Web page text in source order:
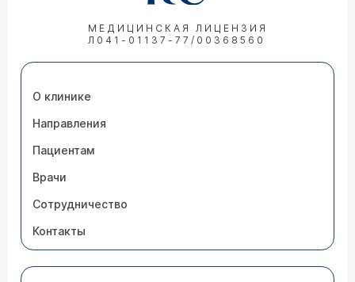
МЕДИЦИНСКАЯ ЛИЦЕНЗИЯ
Л041-01137-77/00368560
О клинике
Направления
Пациентам
Врачи
Сотрудничество
Контакты